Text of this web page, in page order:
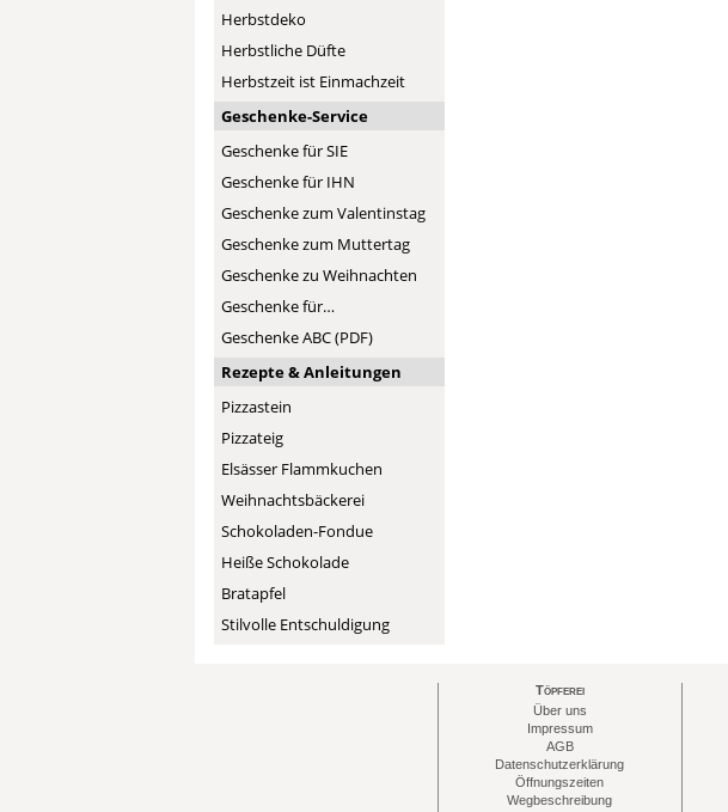
Herbstdeko
Herbstliche Düfte
Herbstzeit ist Einmachzeit
Geschenke-Service
Geschenke für SIE
Geschenke für IHN
Geschenke zum Valentinstag
Geschenke zum Muttertag
Geschenke zu Weihnachten
Geschenke für…
Geschenke ABC (PDF)
Rezepte & Anleitungen
Pizzastein
Pizzateig
Elsässer Flammkuchen
Weihnachtsbäckerei
Schokoladen-Fondue
Heiße Schokolade
Bratapfel
Stilvolle Entschuldigung
Töpferei
Über uns
Impressum
AGB
Datenschutzerklärung
Öffnungszeiten
Wegbeschreibung